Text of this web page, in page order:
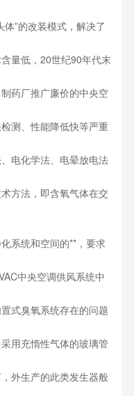
”的改装模式，解决了
量低，20世纪90年代末
药厂推广廉价的中央空
测、性能降低快等严重
电化学法、电晕放电法
方法，即含氧气体在交
系统和空间的**，要求
中央空调供风系统中
式臭氧系统存在的问题
用充惰性气体的玻璃管
外生产的此类发生器般